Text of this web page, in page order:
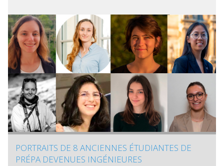
PORTRAITS DE 8 ANCIENNES ÉTUDIANTES DE
PRÉPA DEVENUES INGÉNIEURES